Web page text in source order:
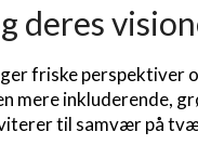
deres
friske perspektiver
mere inkluderende,
til samvær på